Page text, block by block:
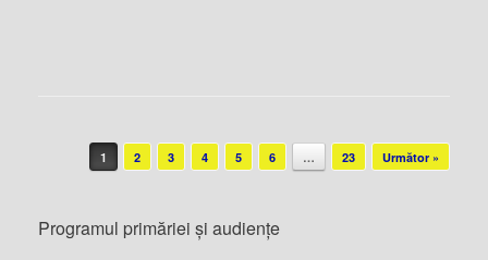
Post navigation
1 2 3 4 5 6 … 23 Următor »
Programul primăriei și audiențe